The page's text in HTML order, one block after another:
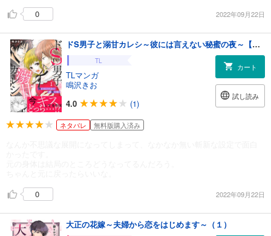
0 2022年09月22日
ドS男子と溺甘カレシ～彼には言えない秘蜜の夜～【電子単行本版】 1
TL
TLマンガ
鳴沢きお
4.0
(1)
カート
試し読み
ネタバレ 無料版購入済み
0
2022年09月22日
大正の花嫁～夫婦から恋をはじめます～（１）